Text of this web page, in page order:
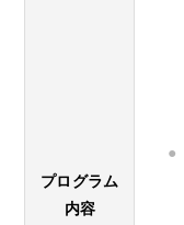
プログラム
内容